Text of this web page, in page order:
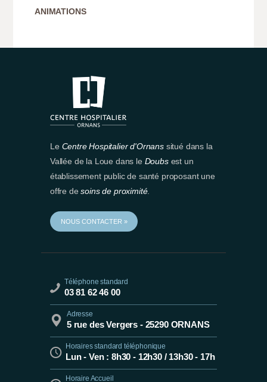
ANIMATIONS
Le Centre Hospitalier d'Ornanssitué dans la
Vallée de la Loue dans le Doubsest un
établissement public de santé proposant une
offre desoins de proximité.
NOUS CONTACTER »
Téléphone standard
03 81 62 46 00
Adresse
5 rue des Vergers - 25290 ORNANS
Horaires standard téléphonique
Lun - Ven : 8h30 - 12h30 / 13h30 - 17h
Horaire Accueil